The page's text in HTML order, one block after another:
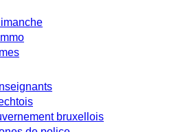
bruxellois